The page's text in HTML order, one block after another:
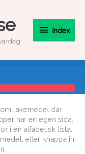
Index
Index
läkemedel där
har en egen sida.
i en alfabetisk lista.
eller knappa in